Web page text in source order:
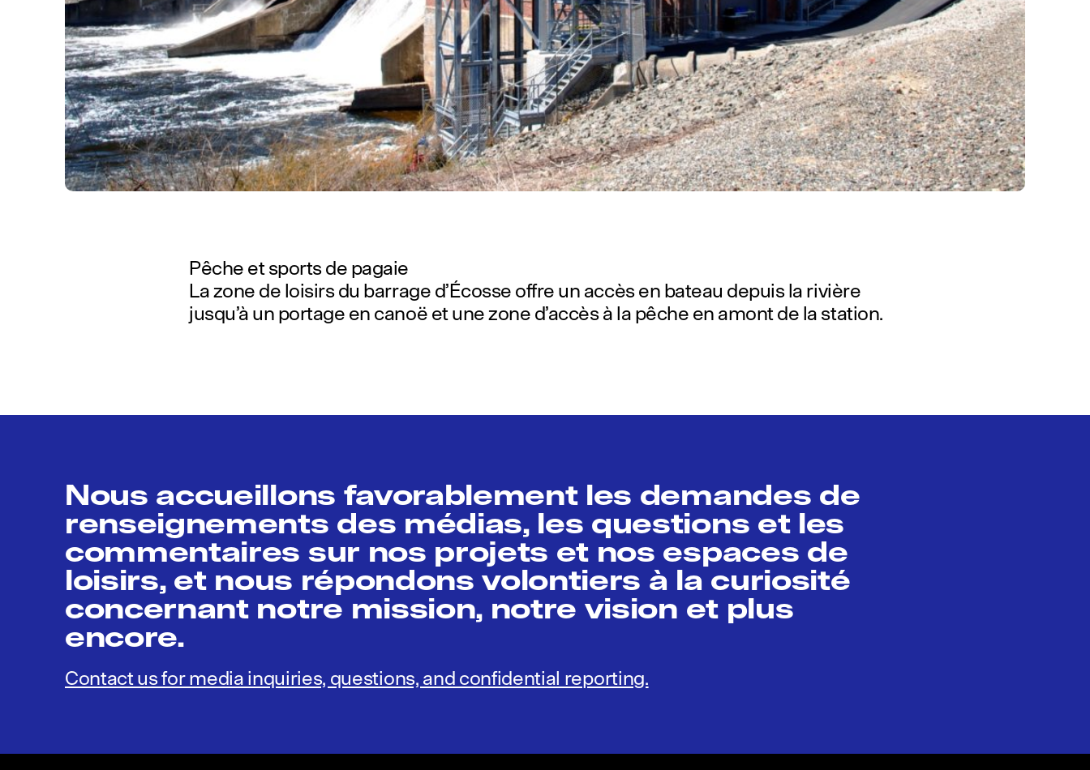
Pêche et sports de pagaie
La zone de loisirs du barrage d’Écosse offre un accès en bateau depuis la rivière
jusqu’à un portage en canoë et une zone d’accès à la pêche en amont de la station.
Nous accueillons favorablement les demandes de
renseignements des médias, les questions et les
commentaires sur nos projets et nos espaces de
loisirs, et nous répondons volontiers à la curiosité
concernant notre mission, notre vision et plus
encore.
Contact us for media inquiries, questions, and confidential reporting.